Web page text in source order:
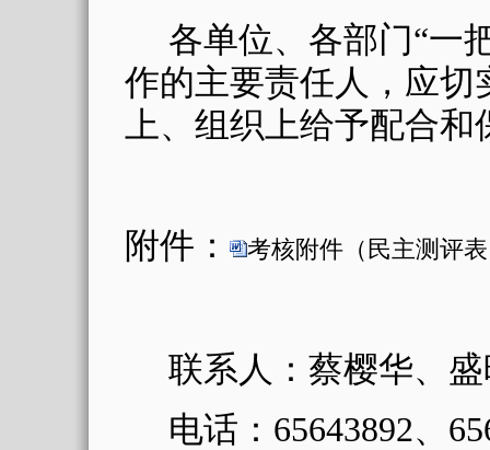
各单位、各部门“一
作的主要责任人，应切
上、组织上给予配合和
附件： 考核附件（民主测评
联系人：蔡樱华、
电话： 65643892、